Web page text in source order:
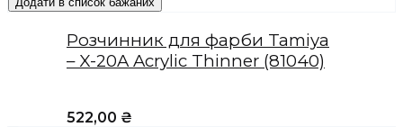
Розчинник для фарби Tamiya
– X-20A Acrylic Thinner (81040)
522,00 ₴